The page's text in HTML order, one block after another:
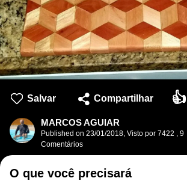
Salvar Compartilhar 👍
MARCOS AGUIAR
Published on 23/01/2018, Visto por 7422 , 9
Comentários
O que você precisará